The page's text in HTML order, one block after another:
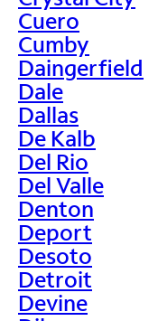
Cuero
Cumby
Daingerfield
Dale
Dallas
De Kalb
Del Rio
Del Valle
Denton
Deport
Desoto
Detroit
Devine